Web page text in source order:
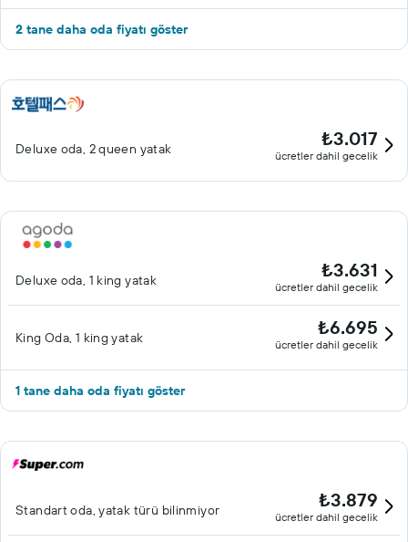
2 tane daha oda fiyatı göster
Deluxe oda, 2 queen yatak ₺3.017
ücretler dahil gecelik
Deluxe oda, 1 king yatak ₺3.631
ücretler dahil gecelik
King Oda, 1 king yatak ₺6.695
ücretler dahil gecelik
1 tane daha oda fiyatı göster
Standart oda, yatak türü bilinmiyor ₺3.879
ücretler dahil gecelik